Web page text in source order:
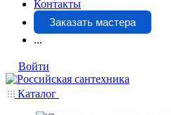
Контакты
Заказать мастера
...
Войти
Каталог